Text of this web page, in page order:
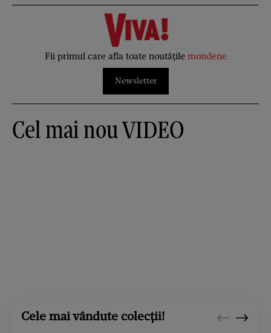
Fii primul care afla toate noutățile mondene
Newsletter
Cel mai nou VIDEO
Cele mai vândute colecții!